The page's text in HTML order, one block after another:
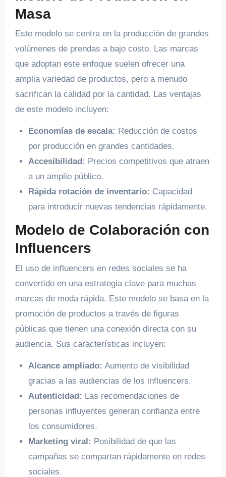
Masa
Este modelo se centra en la producción de grandes
volúmenes de prendas a bajo costo. Las marcas
que adoptan este enfoque suelen ofrecer una
amplia variedad de productos, pero a menudo
sacrifican la calidad por la cantidad. Las ventajas
de este modelo incluyen:
Economías de escala: Reducción de costos
por producción en grandes cantidades.
Accesibilidad: Precios competitivos que atraen
a un amplio público.
Rápida rotación de inventario: Capacidad
para introducir nuevas tendencias rápidamente.
Modelo de Colaboración con
Influencers
El uso de influencers en redes sociales se ha
convertido en una estrategia clave para muchas
marcas de moda rápida. Este modelo se basa en la
promoción de productos a través de figuras
públicas que tienen una conexión directa con su
audiencia. Sus características incluyen:
Alcance ampliado: Aumento de visibilidad
gracias a las audiencias de los influencers.
Autenticidad: Las recomendaciones de
personas influyentes generan confianza entre
los consumidores.
Marketing viral: Posibilidad de que las
campañas se compartan rápidamente en redes
sociales.